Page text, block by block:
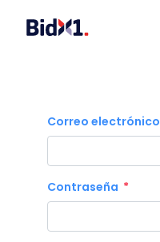
Correo electrónico
Contraseña